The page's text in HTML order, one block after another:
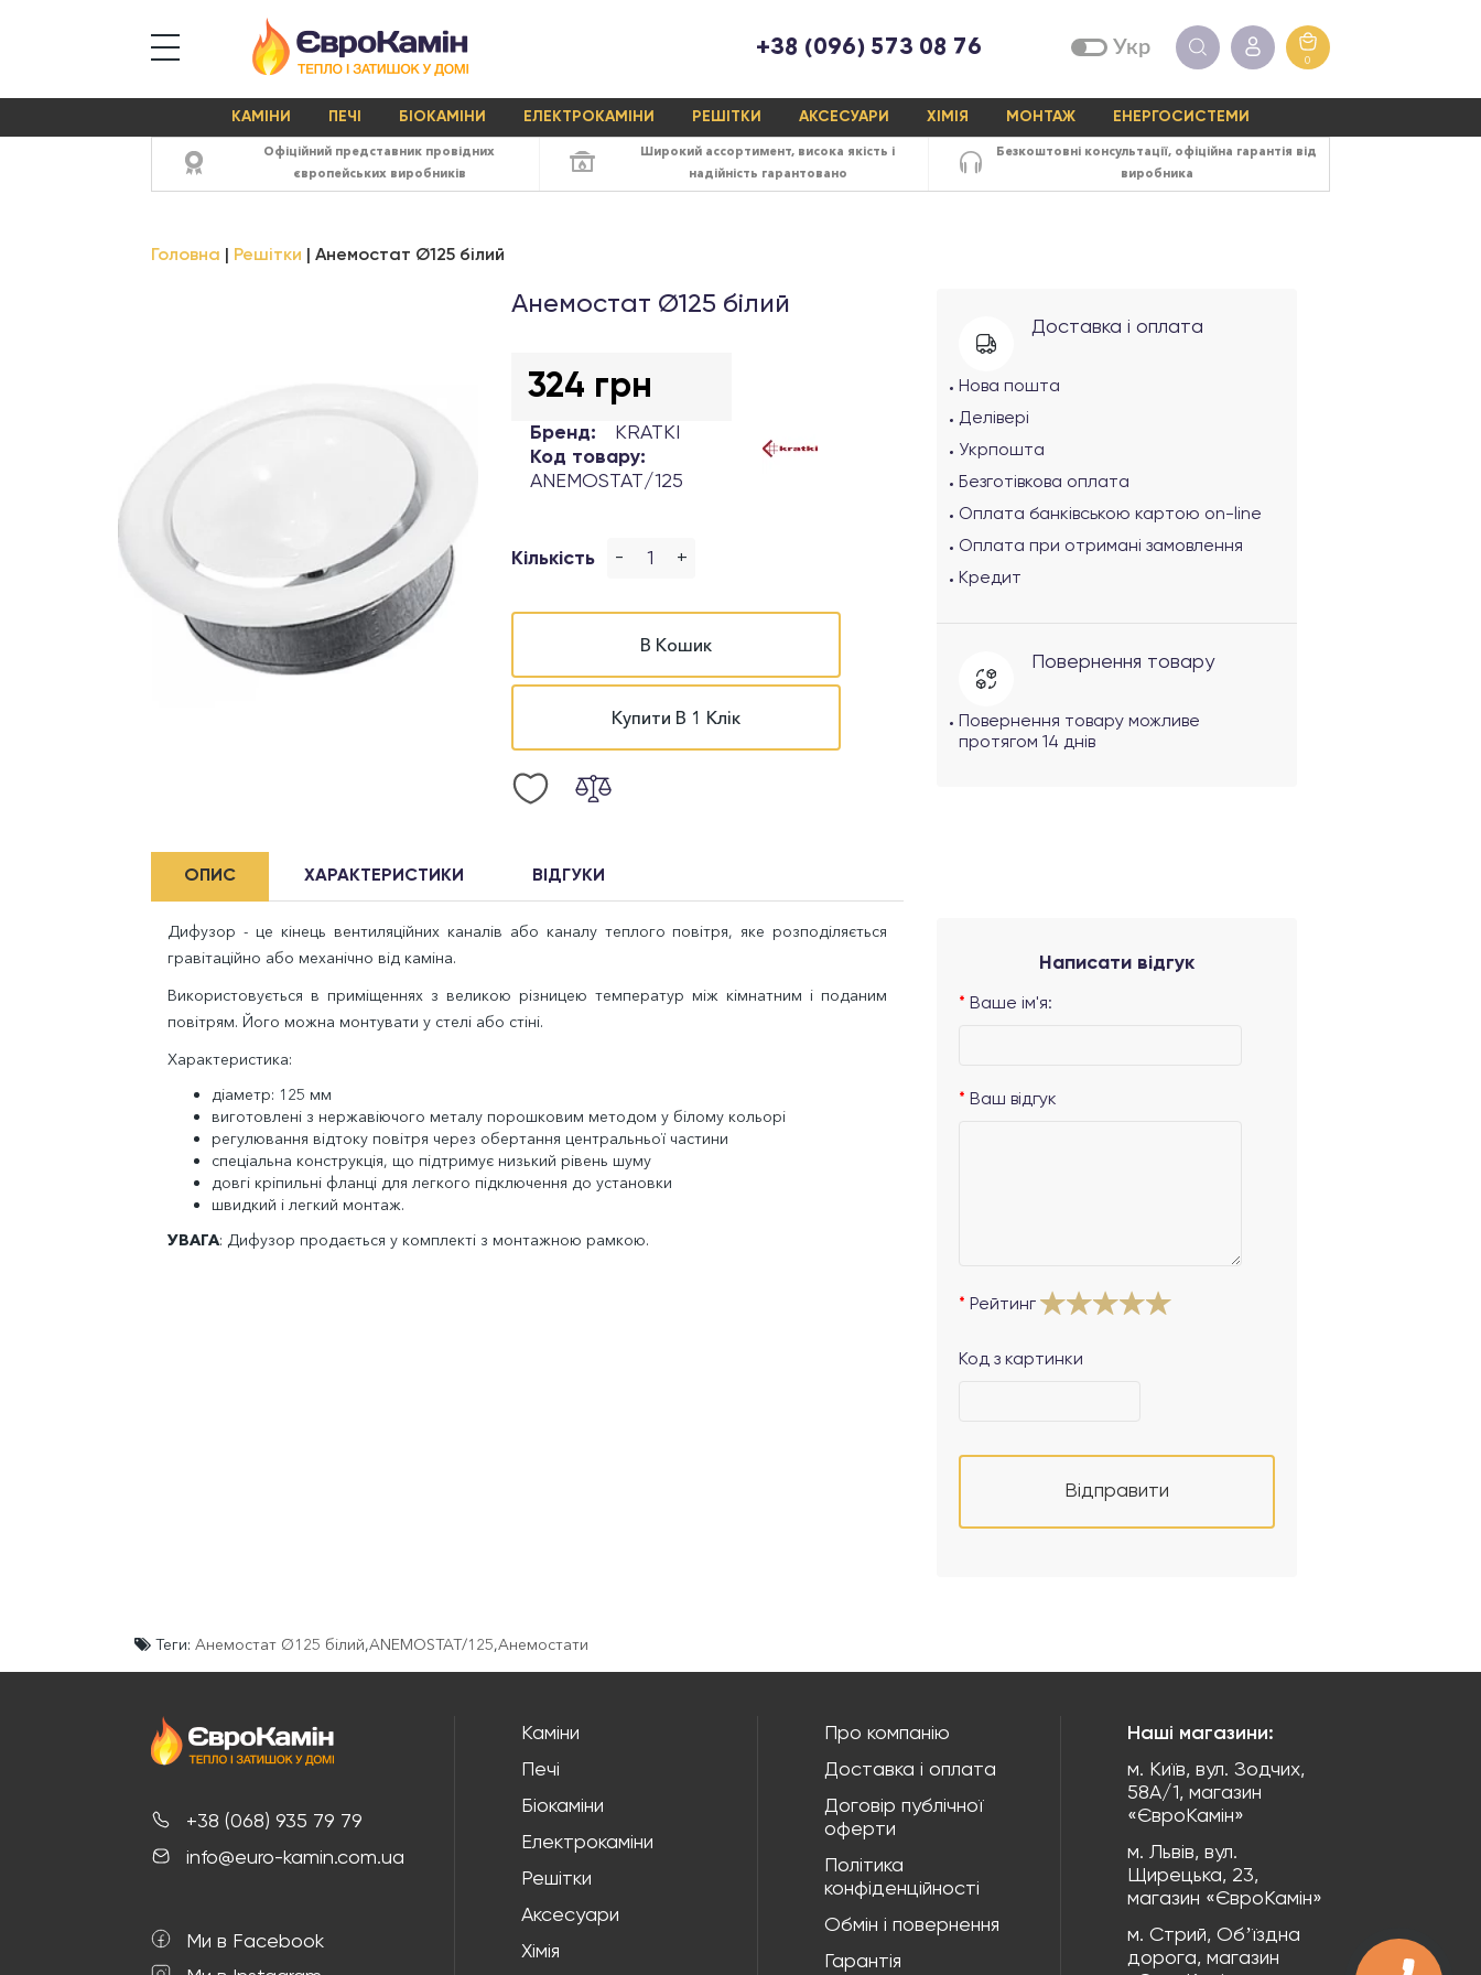
+38 (096) 573 08 76 Укр
0
КАМІНИ ПЕЧІ БІОКАМІНИ ЕЛЕКТРОКАМІНИ РЕШІТКИ АКСЕСУАРИ ХІМІЯ МОНТАЖ ЕНЕРГОСИСТЕМИ
Офіційний представник провідних
європейських виробників
Широкий ассортимент, висока якість і
надійність гарантовано
Безкоштовні консультації, офіційна гарантія від
виробника
Головна Решітки Анемостат Ø125 білий
Анемостат Ø125 білий
324 грн
Бренд:
KRATKI
Код товару:
ANEMOSTAT/125
Кількість - +
В Кошик
Купити В 1 Клік
Доставка і оплата
Нова пошта
Делівері
Укрпошта
Безготівкова оплата
Оплата банківською картою on-line
Оплата при отримані замовлення
Кредит
Повернення товару
Повернення товару можливе
протягом 14 днів
ОПИС ХАРАКТЕРИСТИКИ ВІДГУКИ
Дифузор - це кінець вентиляційних каналів або каналу теплого повітря, яке розподіляється
гравітаційно або механічно від каміна.
Використовується в приміщеннях з великою різницею температур між кімнатним і поданим
повітрям. Його можна монтувати у стелі або стіні.
Характеристика:
діаметр: 125 мм
виготовлені з нержавіючого металу порошковим методом у білому кольорі
регулювання відтоку повітря через обертання центральньої частини
спеціальна конструкція, що підтримує низький рівень шуму
довгі кріпильні фланці для легкого підключення до установки
швидкий і легкий монтаж.
УВАГА: Дифузор продається у комплекті з монтажною рамкою.
Написати відгук
Ваше ім'я:
Ваш відгук
Рейтинг
Код з картинки
Відправити
Теги: Анемостат Ø125 білий,ANEMOSTAT/125,Анемостати
+38 (068) 935 79 79
info@euro-kamin.com.ua
Ми в Facebook
Каміни
Печі
Біокаміни
Електрокаміни
Решітки
Аксесуари
Хімія
Про компанію
Доставка і оплата
Договір публічної
оферти
Політика
конфіденційності
Обмін і повернення
Гарантія
Наші магазини:
м. Київ, вул. Зодчих,
58А/1, магазин
«ЄвроКамін»
м. Львів, вул.
Щирецька, 23,
магазин «ЄвроКамін»
м. Стрий, Обʼїздна
дорога, магазин